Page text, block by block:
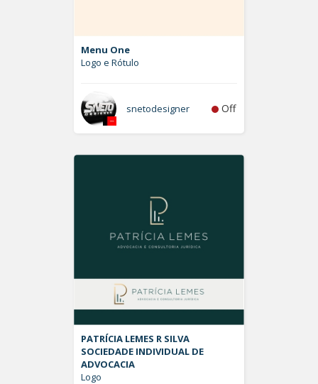
Menu One
Logo e Rótulo
snetodesigner Off
PATRÍCIA LEMES R SILVA
SOCIEDADE INDIVIDUAL DE
ADVOCACIA
Logo